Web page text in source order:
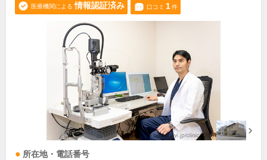
医療機関による 情報認証済み 口コミ 1件
所在地・電話番号